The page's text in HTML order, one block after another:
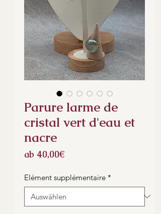
Parure larme de
cristal vert d'eau et
nacre
ab 40,00€Sale-
Elément supplémentaire *